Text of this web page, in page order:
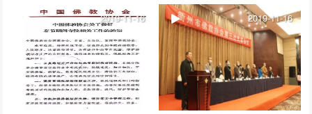
行
2019-11-16 2019-11-16